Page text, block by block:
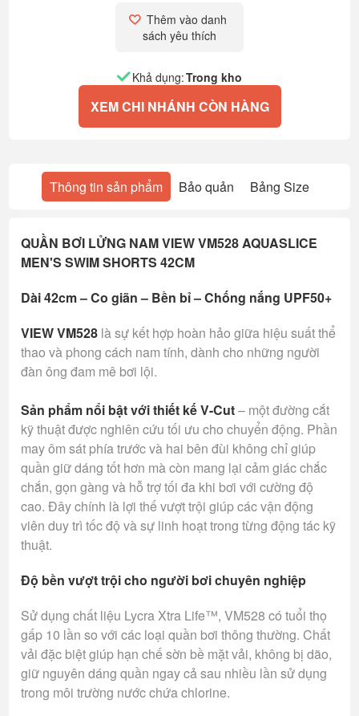
Thêm vào danh
sách yêu thích
Khả dụng:Trong kho
XEM CHI NHÁNH CÒN HÀNG
Thông tin sản phẩm Bảo quản Bảng Size
QUẦN BƠI LỬNG NAM VIEW VM528AQUASLICE
MEN'S SWIM SHORTS 42CM
Dài 42cm – Co giãn – Bền bỉ – Chống nắng UPF50+
VIEW VM528 là sự kết hợp hoàn hảo giữa hiệu suất thể
thao và phong cách nam tính, dành cho những người
đàn ông đam mê bơi lội.
Sản phẩm nổi bật với thiết kếV-Cut– một đường cắt
kỹ thuật được nghiên cứu tối ưu cho chuyển động. Phần
may ôm sát phía trước và hai bên đùi không chỉ giúp
quần giữ dáng tốt hơn mà còn mang lại cảm giác chắc
chắn, gọn gàng và hỗ trợ tối đa khi bơi với cường độ
cao. Đây chính là lợi thế vượt trội giúp các vận động
viên duy trì tốc độ và sự linh hoạt trong từng động tác kỹ
thuật.
Độ bền vượt trội cho người bơi chuyên nghiệp
Sử dụng chất liệu Lycra Xtra Life™, VM528 có tuổi thọ
gấp 10 lần so với các loại quần bơi thông thường. Chất
vải đặc biệt giúp hạn chế sờn bề mặt vải, không bị dão,
giữ nguyên dáng quần ngay cả sau nhiều lần sử dụng
trong môi trường nước chứa chlorine.